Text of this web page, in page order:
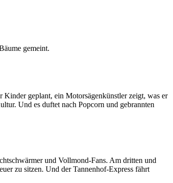
gemeint.
geplant, ein Motorsägenkünstler zeigt, was er
Und es duftet nach Popcorn und gebrannten
und Vollmond-Fans. Am dritten und
zu sitzen. Und der Tannenhof-Express fährt